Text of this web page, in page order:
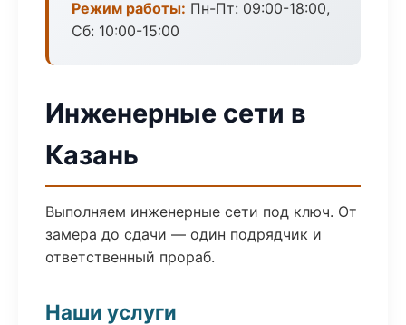
Режим работы: Пн-Пт: 09:00-18:00,
Сб: 10:00-15:00
Инженерные сети в
Казань
Выполняем инженерные сети под ключ. От
замера до сдачи — один подрядчик и
ответственный прораб.
Наши услуги